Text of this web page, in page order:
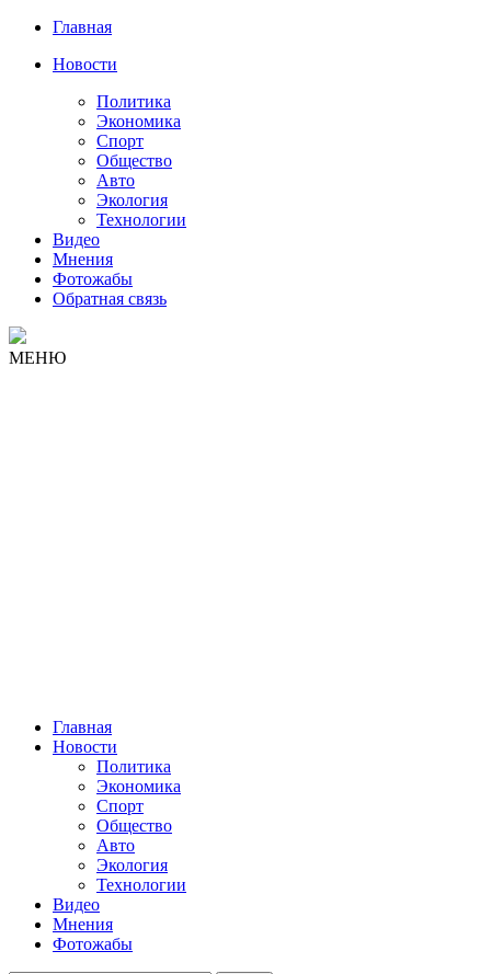
Главная
Новости
Политика
Экономика
Спорт
Общество
Авто
Экология
Технологии
Видео
Мнения
Фотожабы
Обратная связь
МЕНЮ
Главная
Новости
Политика
Экономика
Спорт
Общество
Авто
Экология
Технологии
Видео
Мнения
Фотожабы